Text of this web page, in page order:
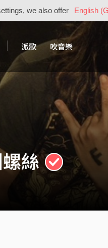
we also offer English
派歌 吹音樂
絲